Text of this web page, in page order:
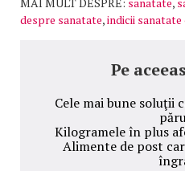
despre sanatate,indicii sanatate
Pe
Cele mai bune soluţii
Kilogramele în plus
Alimente de post